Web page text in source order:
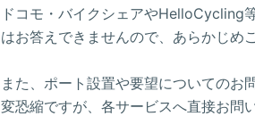
ドコモ・バイクシェアやHelloCycling
はお答えできませんので、あらかじめ
また、ポート設置や要望についてのお
変恐縮ですが、各サービスへ直接お問